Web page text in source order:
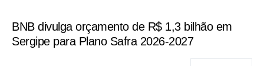
BNB divulga orçamento de R$ 1,3 bilhão em
Sergipe para Plano Safra 2026-2027